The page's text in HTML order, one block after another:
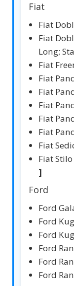
Fiat
Fiat
Fiat
Long;
Fiat
Fiat
Fiat
Fiat
Fiat
Fiat
Fiat
Fiat
]
Ford
Ford
Ford
Ford
Ford
Ford
Ford